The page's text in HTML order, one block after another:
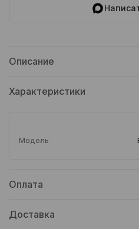
Описание
Характеристики
Модель
Оплата
Доставка